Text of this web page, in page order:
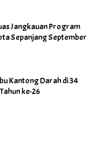
Jangkauan Program
Sepanjang September
Kantong Darah di 34
ke-26